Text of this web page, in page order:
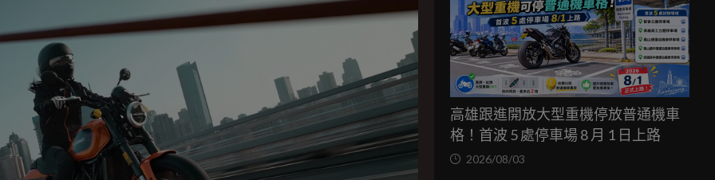
高雄跟進開放大型重機停放普通機車
格！首波 5 處停車場 8 月 1 日上路
2026/08/03